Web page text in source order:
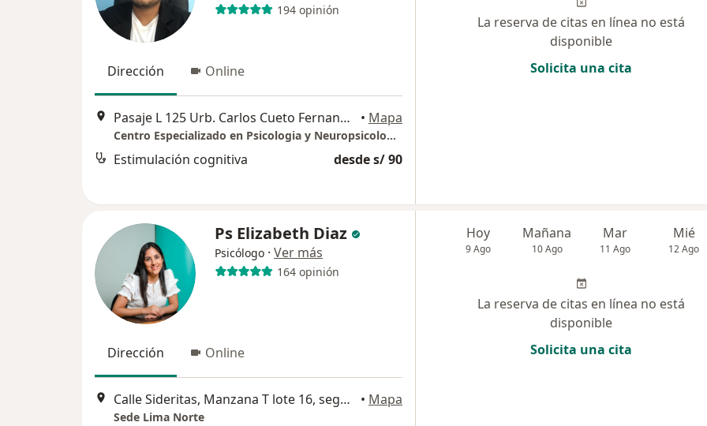
194 opinión
Dirección Online
Pasaje L 125 Urb. Carlos Cueto Fernandini, Lima • Mapa
Centro Especializado en Psicologia y Neuropsicología - CEPSY
Estimulación cognitiva desde s/ 90
La reserva de citas en línea no está
disponible
Solicita una cita
Ps Elizabeth Diaz
Psicólogo · Ver más
164 opinión
Dirección Online
Calle Sideritas, Manzana T lote 16, segundo piso, Urbanización Rosario del Norte, Los Olivos • Mapa
Sede Lima Norte
Hoy
9 Ago
Mañana
10 Ago
Mar
11 Ago
Mié
12 Ago
La reserva de citas en línea no está
disponible
Solicita una cita